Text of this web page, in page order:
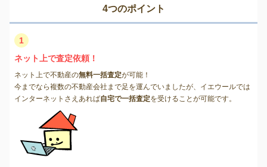
4つのポイント
1
ネット上で査定依頼！
ネット上で不動産の無料一括査定が可能！
今までなら複数の不動産会社まで足を運んでいましたが、イエウールでは
インターネットさえあれば自宅で一括査定を受けることが可能です。